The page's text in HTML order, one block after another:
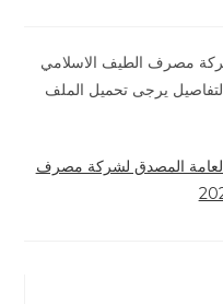
مصرف الطيف الاسلامي
15. ولمزيد من التفاصيل يرجى تحميل الملف
العامة المصدق لشركة مصرف